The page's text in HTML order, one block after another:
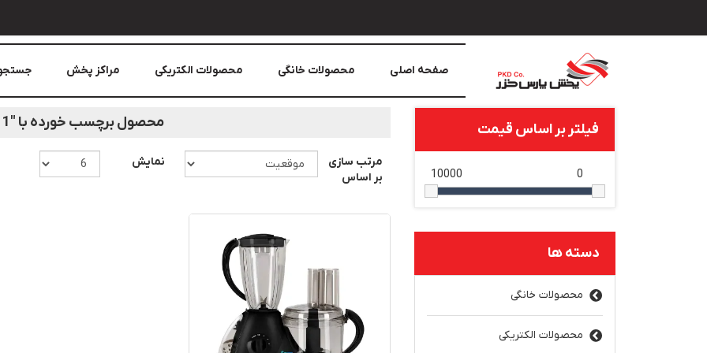
صفحه اصلی محصولات خانگی محصولات الکتریکی مراکز پخش
فیلتر بر اساس قیمت
0
10000
دسته ها
محصولات خانگی
محصولات الکتریکی
محصول برچسب خورده با "11 کاره"
مرتب سازی
بر اساس
نمایش